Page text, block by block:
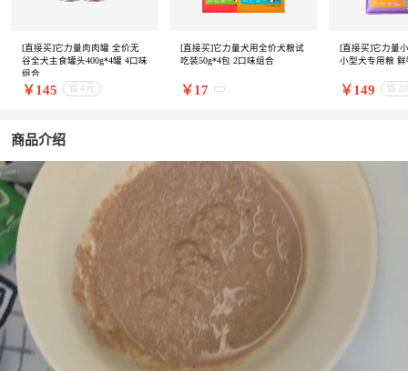
[直接买]它力量肉肉罐 全价无
谷全犬主食罐头400g*4罐 4口味
组合
￥145 省4元
[直接买]它力量犬用全价犬粮试
吃装50g*4包 2口味组合
￥17
[直接买]它力量
小型犬专用粮 鲜
￥149 省
商品介绍